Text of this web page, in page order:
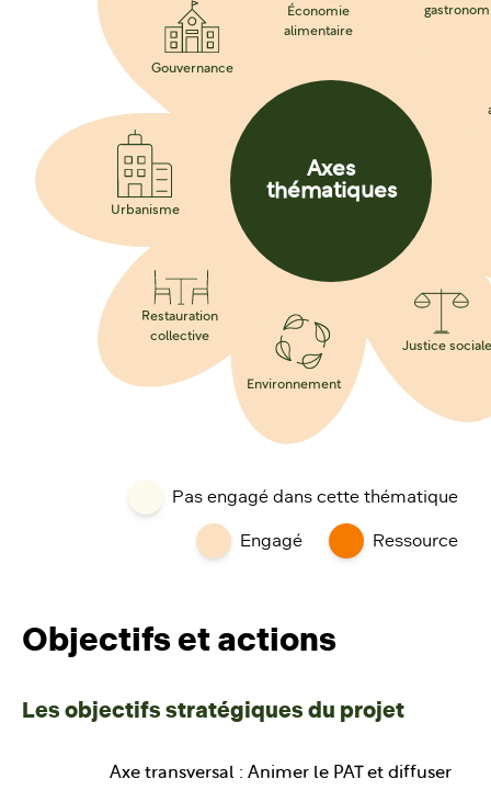
Axes
thématiques
Économie
alimentaire
Justice sociale
Environnement
Restauration
collective
Urbanisme
Gouvernance
Pas engagé dans cette thématique
Engagé Ressource
Objectifs et actions
Les objectifs stratégiques du projet
Axe transversal : Animer le PAT et diffuser